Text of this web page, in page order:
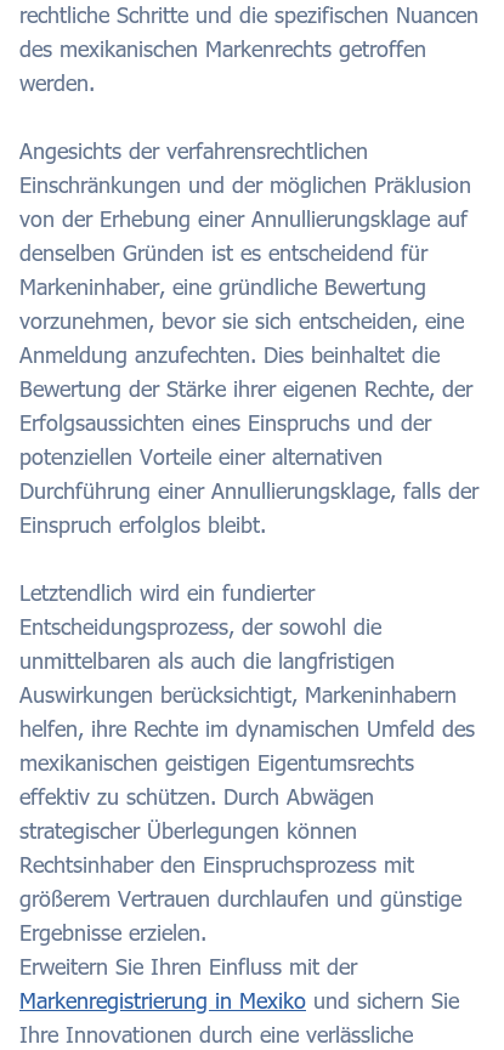
rechtliche Schritte und die spezifischen Nuancen
des mexikanischen Markenrechts getroffen
werden.
Angesichts der verfahrensrechtlichen
Einschränkungen und der möglichen Präklusion
von der Erhebung einer Annullierungsklage auf
denselben Gründen ist es entscheidend für
Markeninhaber, eine gründliche Bewertung
vorzunehmen, bevor sie sich entscheiden, eine
Anmeldung anzufechten. Dies beinhaltet die
Bewertung der Stärke ihrer eigenen Rechte, der
Erfolgsaussichten eines Einspruchs und der
potenziellen Vorteile einer alternativen
Durchführung einer Annullierungsklage, falls der
Einspruch erfolglos bleibt.
Letztendlich wird ein fundierter
Entscheidungsprozess, der sowohl die
unmittelbaren als auch die langfristigen
Auswirkungen berücksichtigt, Markeninhabern
helfen, ihre Rechte im dynamischen Umfeld des
mexikanischen geistigen Eigentumsrechts
effektiv zu schützen. Durch Abwägen
strategischer Überlegungen können
Rechtsinhaber den Einspruchsprozess mit
größerem Vertrauen durchlaufen und günstige
Ergebnisse erzielen.
Erweitern Sie Ihren Einfluss mit der
Markenregistrierung in Mexiko und sichern Sie
Ihre Innovationen durch eine verlässliche